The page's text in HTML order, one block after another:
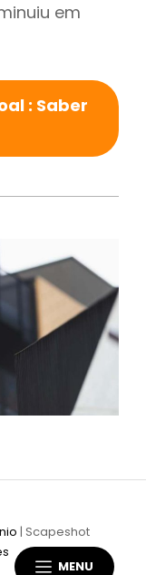
MENU
em
: Saber
| Scapeshot